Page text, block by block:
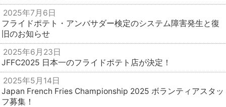
2025年7月6日
フライドポテト・アンバサダー検定のシステム障害発生と復
旧のお知らせ
2025年6月23日
JFFC2025 日本一のフライドポテト店が決定！
2025年5月14日
Japan French Fries Championship 2025 ボランティアスタッ
フ募集！